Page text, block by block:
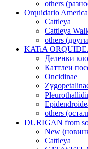
others
Orquidario
Cattleya
Cattleya
others
KATiA
Деленки
Каттлеи
Oncidinae
others
DURIGAN from
New
Cattleya